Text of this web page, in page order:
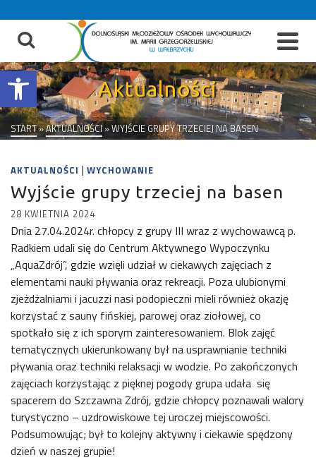
Otwórz pasek narzędzi
treści
Aktualności
START»AKTUALNOŚCI»WYJŚCIE GRUPY TRZECIEJ NA BASEN
AKTUALNOŚCI | WYCHOWANIE
Wyjście grupy trzeciej na basen
28 KWIETNIA 2024
Dnia 27.04.2024r. chłopcy z grupy III wraz z wychowawcą p.
Radkiem udali się do Centrum Aktywnego Wypoczynku
„AquaZdrój”, gdzie wzięli udział w ciekawych zajęciach z
elementami nauki pływania oraz rekreacji. Poza ulubionymi
zjeżdżalniami i jacuzzi nasi podopieczni mieli również okazję
korzystać z sauny fińskiej, parowej oraz ziołowej, co
spotkało się z ich sporym zainteresowaniem. Blok zajęć
tematycznych ukierunkowany był na usprawnianie techniki
pływania oraz techniki relaksacji w wodzie. Po zakończonych
zajęciach korzystając z pięknej pogody grupa udała się
spacerem do Szczawna Zdrój, gdzie chłopcy poznawali walory
turystyczno – uzdrowiskowe tej uroczej miejscowości.
Podsumowując; był to kolejny aktywny i ciekawie spędzony
dzień w naszej grupie!